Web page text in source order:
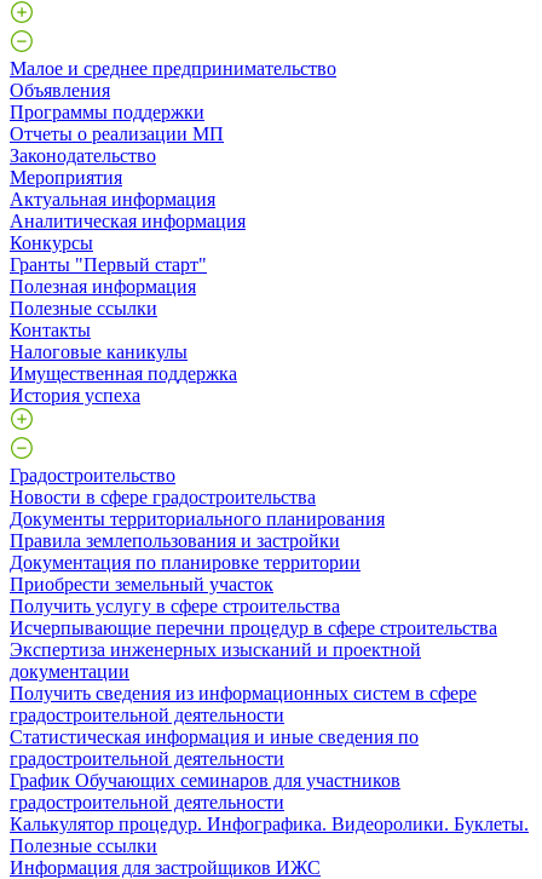
Малое и среднее предпринимательство
Объявления
Программы поддержки
Отчеты о реализации МП
Законодательство
Мероприятия
Актуальная информация
Аналитическая информация
Конкурсы
Гранты "Первый старт"
Полезная информация
Полезные ссылки
Контакты
Налоговые каникулы
Имущественная поддержка
История успеха
Градостроительство
Новости в сфере градостроительства
Документы территориального планирования
Правила землепользования и застройки
Документация по планировке территории
Приобрести земельный участок
Получить услугу в сфере строительства
Исчерпывающие перечни процедур в сфере строительства
Экспертиза инженерных изысканий и проектной
документации
Получить сведения из информационных систем в сфере
градостроительной деятельности
Статистическая информация и иные сведения по
градостроительной деятельности
График Обучающих семинаров для участников
градостроительной деятельности
Калькулятор процедур. Инфографика. Видеоролики. Буклеты.
Полезные ссылки
Информация для застройщиков ИЖС